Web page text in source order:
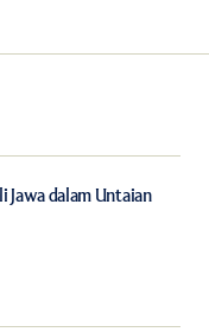
in this browser for
Jawa dalam Untaian